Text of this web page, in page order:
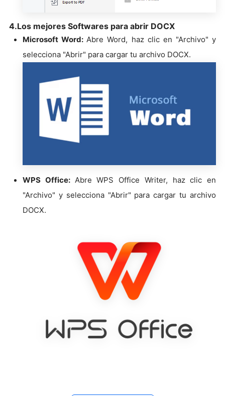
4.Los mejores Softwares para abrir DOCX
Microsoft Word:Abre Word, haz clic en "Archivo" y
selecciona "Abrir" para cargar tu archivo DOCX.
WPS Office: Abre WPS Office Writer, haz clic en
"Archivo" y selecciona "Abrir" para cargar tu archivo
DOCX.